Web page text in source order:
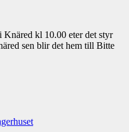
kl 10.00 eter det styr
sen blir det hem till Bitte